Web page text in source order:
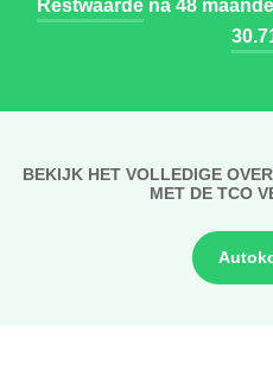
BEKIJK HET VOLLEDIGE
MET DE TCO